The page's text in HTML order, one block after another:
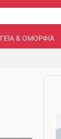
& ΟΜΟΡΦΙΆ